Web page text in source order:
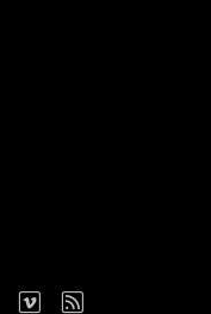
Vimeo RSS